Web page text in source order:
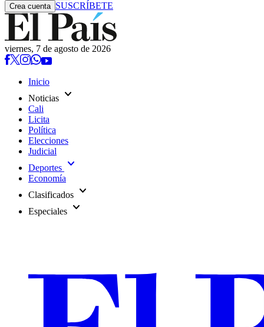
Crea cuenta SUSCRÍBETE
viernes, 7 de agosto de 2026
Inicio
Noticias expand_more
Cali
Licita
Política
Elecciones
Judicial
Deportes expand_more
Economía
Clasificados expand_more
Especiales expand_more